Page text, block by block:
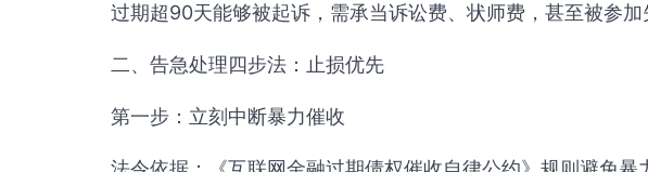
过期超90天能够被起诉，需承当诉讼费、状师费，甚至被参加
二、告急处理四步法：止损优先
第一步：立刻中断暴力催收